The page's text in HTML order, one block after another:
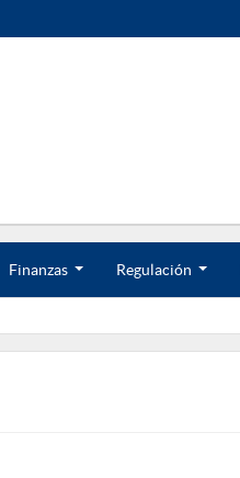
Finanzas
.
Regulación
.